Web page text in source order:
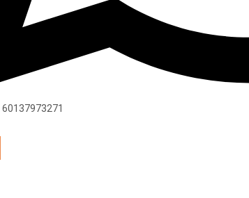
60137973271